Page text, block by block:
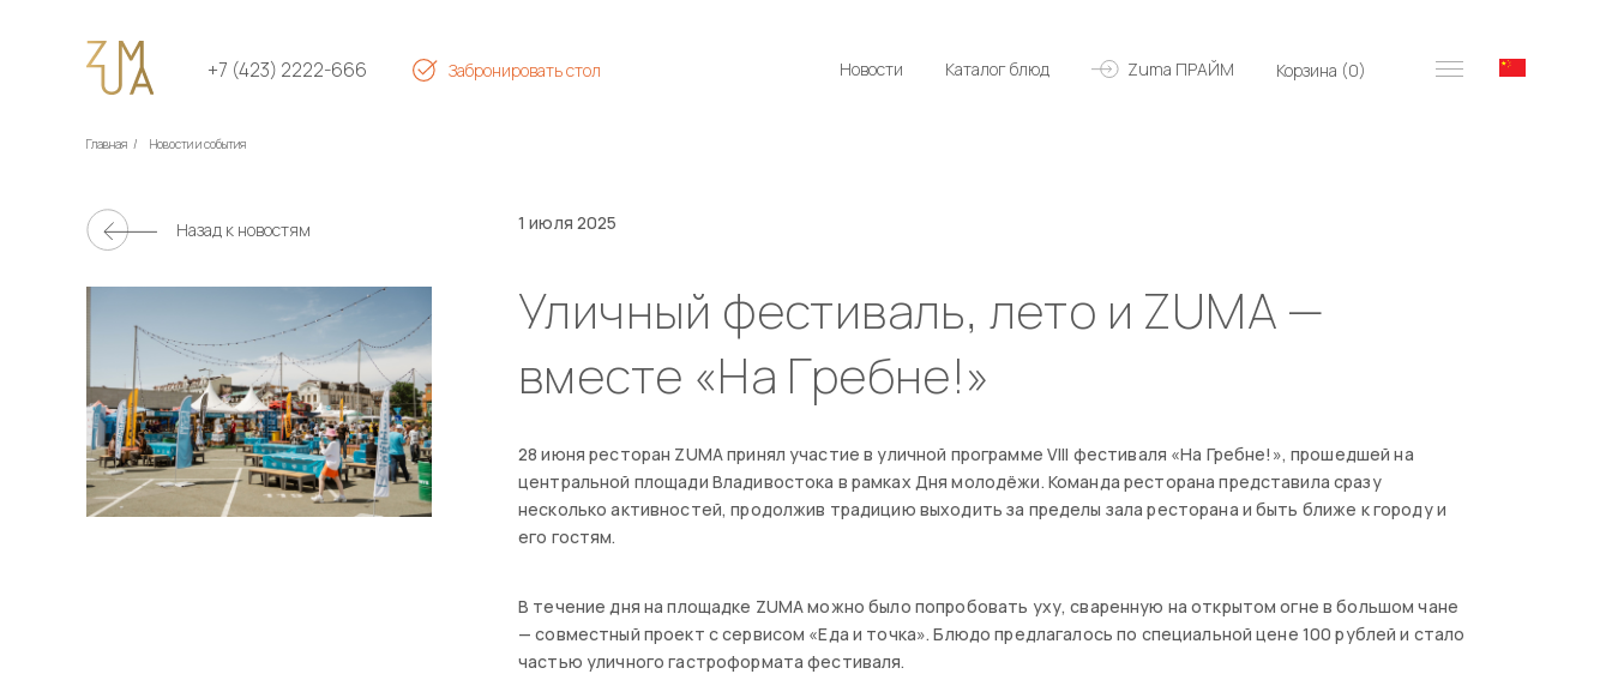
+7 (423) 2222-666 Забронировать стол Zuma ПРАЙМ
Каталог блюд
Новости Корзина (0)
Главная / Новости и события
Назад к новостям 1 июля 2025
Уличный фестиваль, лето и ZUMA —
вместе «На Гребне!»
28 июня ресторан ZUMA принял участие в уличной программе VIII фестиваля «На Гребне!», прошедшей на
центральной площади Владивостока в рамках Дня молодёжи. Команда ресторана представила сразу
несколько активностей, продолжив традицию выходить за пределы зала ресторана и быть ближе к городу и
его гостям.
В течение дня на площадке ZUMA можно было попробовать уху, сваренную на открытом огне в большом чане
— совместный проект с сервисом «Еда и точка». Блюдо предлагалось по специальной цене 100 рублей и стало
частью уличного гастроформата фестиваля.